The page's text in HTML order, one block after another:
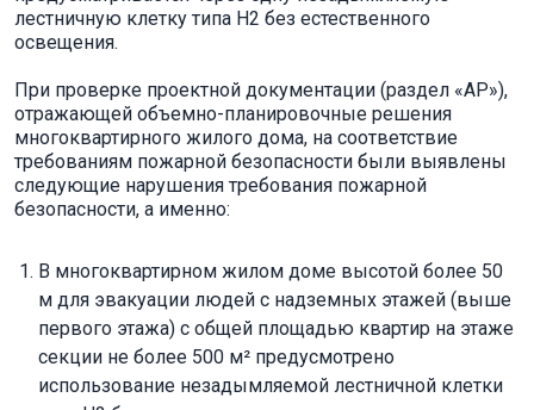
лестничную клетку типа Н2 без естественного
освещения.
При проверке проектной документации (раздел «АР»),
отражающей объемно-планировочные решения
многоквартирного жилого дома, на соответствие
требованиям пожарной безопасности были выявлены
следующие нарушения требования пожарной
безопасности, а именно:
В многоквартирном жилом доме высотой более 50
м для эвакуации людей с надземных этажей (выше
первого этажа) с общей площадью квартир на этаже
секции не более 500 м² предусмотрено
использование незадымляемой лестничной клетки